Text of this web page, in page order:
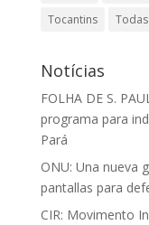
Tocantins
Notícias
FOLHA DE S.
programa para
Pará
ONU: Una nueva
pantallas para
CIR: Movimento